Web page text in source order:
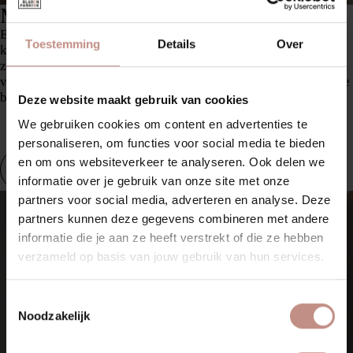
Toestemming Details Over
Deze website maakt gebruik van cookies
We gebruiken cookies om content en advertenties te
personaliseren, om functies voor social media te bieden
en om ons websiteverkeer te analyseren. Ook delen we
informatie over je gebruik van onze site met onze
partners voor social media, adverteren en analyse. Deze
partners kunnen deze gegevens combineren met andere
informatie die je aan ze heeft verstrekt of die ze hebben
verzameld op basis van jouw gebruik van hun services.
Noodzakelijk
Marmer platen
Een marmeren badkamer geeft je interieur een luxe en
klassieke uitstraling. De natuurlijke adering en elegante glans
zorgen voor een verfijnde sfeer in elke ruimte. Of je nu kiest
voor wit, zwart, beige, bruin of grijs marmer – elke tint geeft je
badkamer een unieke, stijlvolle look.
OFFERTE AANVRAGEN VLOEREN
OFFERTE AANVRAGEN WANDEN